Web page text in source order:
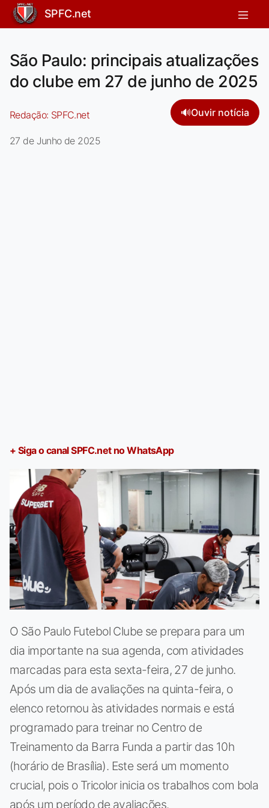
SPFC.net
São Paulo: principais atualizações
do clube em 27 de junho de 2025
Redação: SPFC.net 🔊Ouvir notícia
27 de Junho de 2025
+ Siga o canal SPFC.net no WhatsApp
O São Paulo Futebol Clube se prepara para um
dia importante na sua agenda, com atividades
marcadas para esta sexta-feira, 27 de junho.
Após um dia de avaliações na quinta-feira, o
elenco retornou às atividades normais e está
programado para treinar no Centro de
Treinamento da Barra Funda a partir das 10h
(horário de Brasília). Este será um momento
crucial, pois o Tricolor inicia os trabalhos com bola
após um período de avaliações.